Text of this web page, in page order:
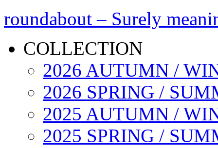
roundabout – Surely
COLLECTION
2026 AUTUMN /
2026 SPRING /
2025 AUTUMN /
2025 SPRING /